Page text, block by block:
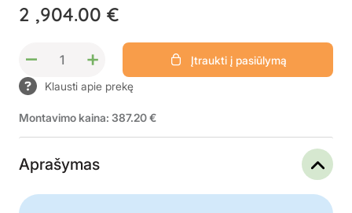
2 ,904.00 €
– +
Įtraukti į pasiūlymą
Klausti apie prekę
Montavimo kaina: 387.20 €
Aprašymas